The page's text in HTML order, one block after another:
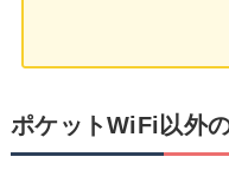
ポケットWiFi以外